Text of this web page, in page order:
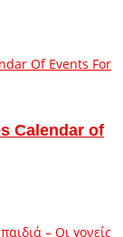
Calendar of